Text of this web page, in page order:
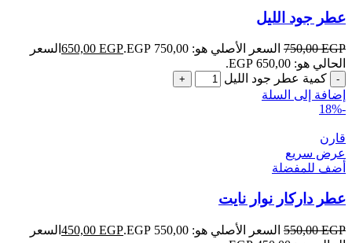
عطر جود الليل
750,00EGP السعر الأصلي هو: 750,00 EGP. 650,00 EGP
السعر
الحالي هو: 650,00 EGP.
كمية عطر جود الليل
إضافة إلى السلة
-18%
قارن
عرض سريع
أضف للمفضلة
عطر داركار نوار نايت
550,00EGP السعر الأصلي هو: 550,00 EGP. 450,00 EGP
السعر